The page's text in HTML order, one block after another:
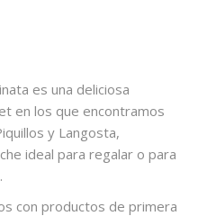
es una deliciosa
en los que encontramos
y Langosta,
ideal para regalar o para
con productos de primera